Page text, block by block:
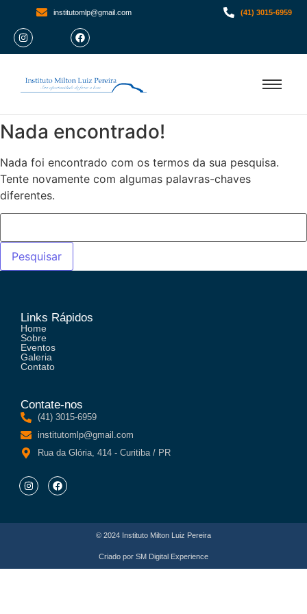
institutomlp@gmail.com (41) 3015-6959
Nada encontrado!
Nada foi encontrado com os termos da sua pesquisa.
Tente novamente com algumas palavras-chaves
diferentes.
Links Rápidos
Home
Sobre
Eventos
Galeria
Contato
Contate-nos
(41) 3015-6959
institutomlp@gmail.com
Rua da Glória, 414 - Curitiba / PR
© 2024 Instituto Milton Luiz Pereira
Criado por SM Digital Experience